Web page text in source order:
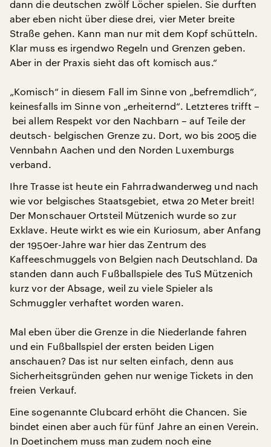
dann die deutschen zwölf Löcher spielen. Sie durften
aber eben nicht über diese drei, vier Meter breite
Straße gehen. Kann man nur mit dem Kopf schütteln.
Klar muss es irgendwo Regeln und Grenzen geben.
Aber in der Praxis sieht das oft komisch aus.“
„Komisch“ in diesem Fall im Sinne von „befremdlich“,
keinesfalls im Sinne von „erheiternd“. Letzteres trifft –
bei allem Respekt vor den Nachbarn – auf Teile der
deutsch- belgischen Grenze zu. Dort, wo bis 2005 die
Vennbahn Aachen und den Norden Luxemburgs
verband.
Ihre Trasse ist heute ein Fahrradwanderweg und nach
wie vor belgisches Staatsgebiet, etwa 20 Meter breit!
Der Monschauer Ortsteil Mützenich wurde so zur
Exklave. Heute wirkt es wie ein Kuriosum, aber Anfang
der 1950er-Jahre war hier das Zentrum des
Kaffeeschmuggels von Belgien nach Deutschland. Da
standen dann auch Fußballspiele des TuS Mützenich
kurz vor der Absage, weil zu viele Spieler als
Schmuggler verhaftet worden waren.
Mal eben über die Grenze in die Niederlande fahren
und ein Fußballspiel der ersten beiden Ligen
anschauen? Das ist nur selten einfach, denn aus
Sicherheitsgründen gehen nur wenige Tickets in den
freien Verkauf.
Eine sogenannte Clubcard erhöht die Chancen. Sie
bindet einen aber auch für fünf Jahre an einen Verein.
In Doetinchem muss man zudem noch eine